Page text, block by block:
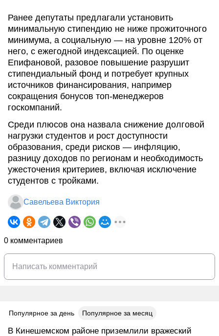
Ранее депутаты предлагали установить
минимальную стипендию не ниже прожиточного
минимума, а социальную — на уровне 120% от
него, с ежегодной индексацией. По оценке
Епифановой, разовое повышение разрушит
стипендиальный фонд и потребует крупных
источников финансирования, например
сокращения бонусов топ-менеджеров
госкомпаний.
Среди плюсов она назвала снижение долговой
нагрузки студентов и рост доступности
образования, среди рисков — инфляцию,
разницу доходов по регионам и необходимость
ужесточения критериев, включая исключение
студентов с тройками.
Савельева Виктория
0 комментариев
Популярное за день Популярное за месяц
В Кинешемском районе приземлили вражеский